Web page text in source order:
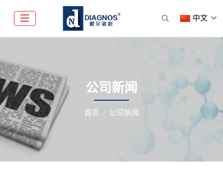
中文
公司新闻
首页 公司新闻